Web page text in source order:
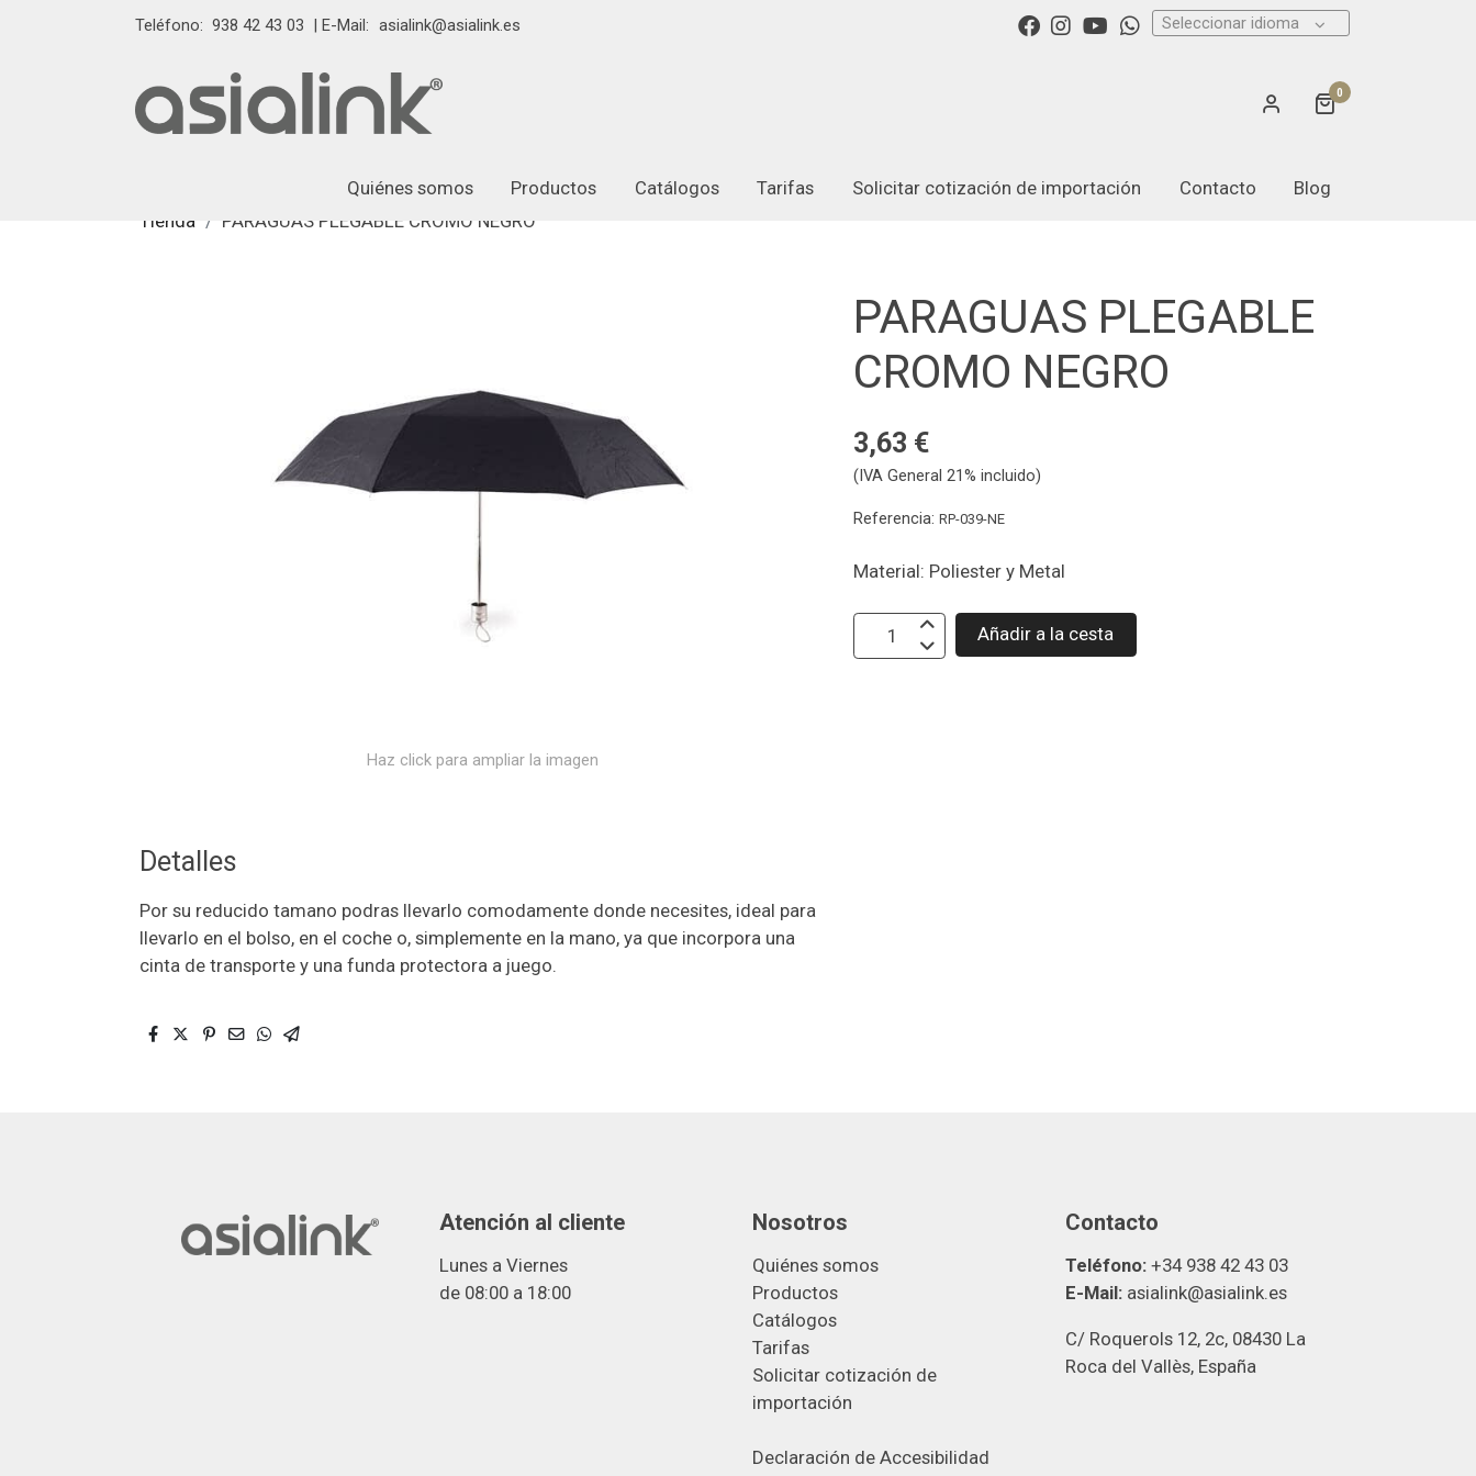
Teléfono: 938 42 43 03 | E-Mail: asialink@asialink.es Seleccionar idioma
0
Quiénes somos Productos Catálogos Tarifas Solicitar cotización de importación Contacto
Blog
Tienda
PARAGUAS PLEGABLE CROMO NEGRO
Haz click para ampliar la imagen
Detalles
Por su reducido tamano podras llevarlo comodamente donde necesites, ideal para
llevarlo en el bolso, en el coche o, simplemente en la mano, ya que incorpora una
cinta de transporte y una funda protectora a juego.
PARAGUAS PLEGABLE
CROMO NEGRO
3,63 €
(IVA General 21% incluido)
Referencia:RP-039-NE
Material: Poliester y Metal
Añadir a la cesta
Atención al cliente
Lunes a Viernes
de 08:00 a 18:00
Nosotros
Quiénes somos
Productos
Catálogos
Tarifas
Solicitar cotización de
importación
Declaración de Accesibilidad
Contacto
Teléfono: +34 938 42 43 03
E-Mail: asialink@asialink.es
C/ Roquerols 12, 2c, 08430 La
Roca del Vallès, España